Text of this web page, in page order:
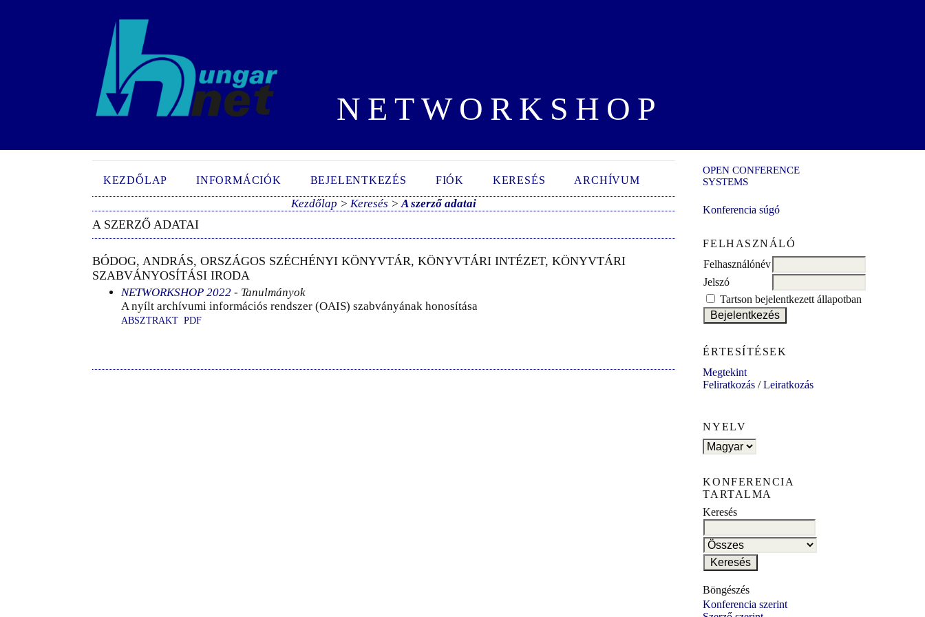
NETWORKSHOP
OPEN CONFERENCE
SYSTEMS
Konferencia súgó
FELHASZNÁLÓ
Felhasználónév
Jelszó
Tartson bejelentkezett állapotban
ÉRTESÍTÉSEK
Megtekint
Feliratkozás /Leiratkozás
NYELV
KONFERENCIA
TARTALMA
Keresés
Böngészés
Konferencia szerint
KEZDŐLAP INFORMÁCIÓK BEJELENTKEZÉS FIÓK KERESÉS ARCHÍVUM
Kezdőlap >Keresés >A szerző adatai
A SZERZŐ ADATAI
BÓDOG, ANDRÁS, ORSZÁGOS SZÉCHÉNYI KÖNYVTÁR, KÖNYVTÁRI INTÉZET, KÖNYVTÁRI
SZABVÁNYOSÍTÁSI IRODA
NETWORKSHOP 2022 - Tanulmányok
A nyílt archívumi információs rendszer (OAIS) szabványának honosítása
ABSZTRAKT PDF